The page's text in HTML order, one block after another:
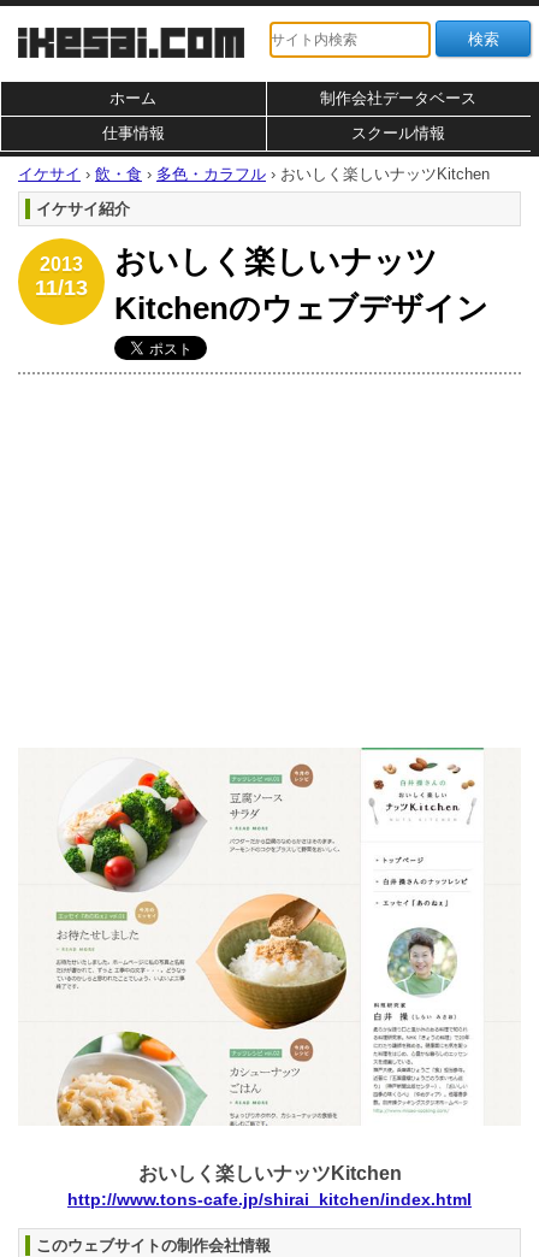
ホーム
制作会社データベース
仕事情報
スクール情報
イケサイ › 飲・食 › 多色・カラフル › おいしく楽しいナッツKitchen
イケサイ紹介
2013
11/13
おいしく楽しいナッツ
Kitchenのウェブデザイン
おいしく楽しいナッツKitchen
http://www.tons-cafe.jp/shirai_kitchen/index.html
このウェブサイトの制作会社情報